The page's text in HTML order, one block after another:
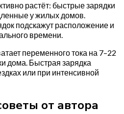
растёт: быстрые зарядки
у жилых домов.
подскажут расположение и
времени.
переменного тока на 7–22
дома. Быстрая зарядка
или при интенсивной
от автора